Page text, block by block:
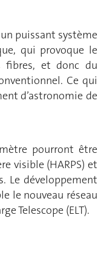
puissant système
qui provoque le
fibres, et donc du
Ce qui
d’astronomie de
pourront être
visible (HARPS) et
Le développement
le nouveau réseau
Telescope (ELT).